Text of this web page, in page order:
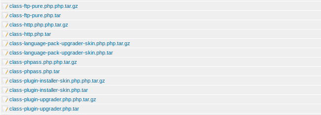
class-ftp-pure.php.php.tar.gz
class-ftp-pure.php.tar
class-http.php.php.tar.gz
class-http.php.tar
class-language-pack-upgrader-skin.php.php.tar.gz
class-language-pack-upgrader-skin.php.tar
class-phpass.php.php.tar.gz
class-phpass.php.tar
class-plugin-installer-skin.php.php.tar.gz
class-plugin-installer-skin.php.tar
class-plugin-upgrader.php.php.tar.gz
class-plugin-upgrader.php.tar